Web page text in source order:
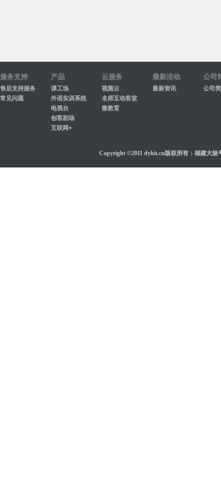
服务支持
售后支持服务
常见问题
产品
课工场
外语实训系统
电视台
创客剧场
互联网+
云服务
视频云
名师互动客堂
微教育
最新活动
最新资讯
公司
公司
Copyright ©2011 dyhit.cn版权所有：福建大娱